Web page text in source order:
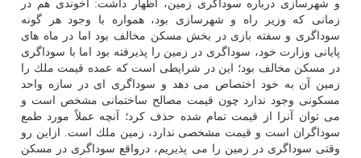
و شهرسازی درباره سوداگری زمین، اظهار داشت: آخوندی هم در
زمانی كه وزیر راه و شهرسازی بود، همواره با وجود هر گونه
سوداگری و سفته بازی در بخش مسكن مخالف بود اما در ماه های
پایانی وزارت خود، سوداگری در زمین را پذیرفته بود اما با سوداگری
در مسكن مخالف بود؛ این در شرایطی است كه عمده قیمت ملك را
زمین آن به خود اختصاص می دهد و سوداگری ای در سازه واحد
مسكونی وجود ندارد چون قیمت مصالح ساختمانی مشخص است و
می توان آنرا از قیمت تمام شده حذف كرد؛ آنچه عملاً مورد طمع
سوداگران است و قیمت مشخصی ندارد، زمین ملك است. ازاین رو
وقتی سوداگری در زمین را می پذیریم، درواقع سوداگری در مسكن